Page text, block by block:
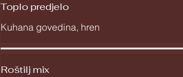
Toplo predjelo
Kuhana govedina, hren
Roštilj mix